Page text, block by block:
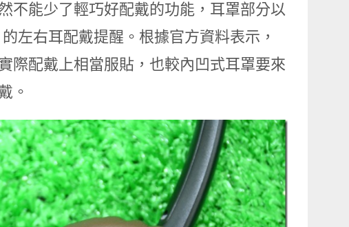
不能少了輕巧好配戴的功能，耳罩部分以
左右耳配戴提醒。根據官方資料表示，
際配戴上相當服貼，也較內凹式耳罩要來
。